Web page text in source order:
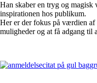
Han skaber en tryg og
inspirationen hos publikum.
Her er der fokus på værdien af
muligheder og at få adgang til